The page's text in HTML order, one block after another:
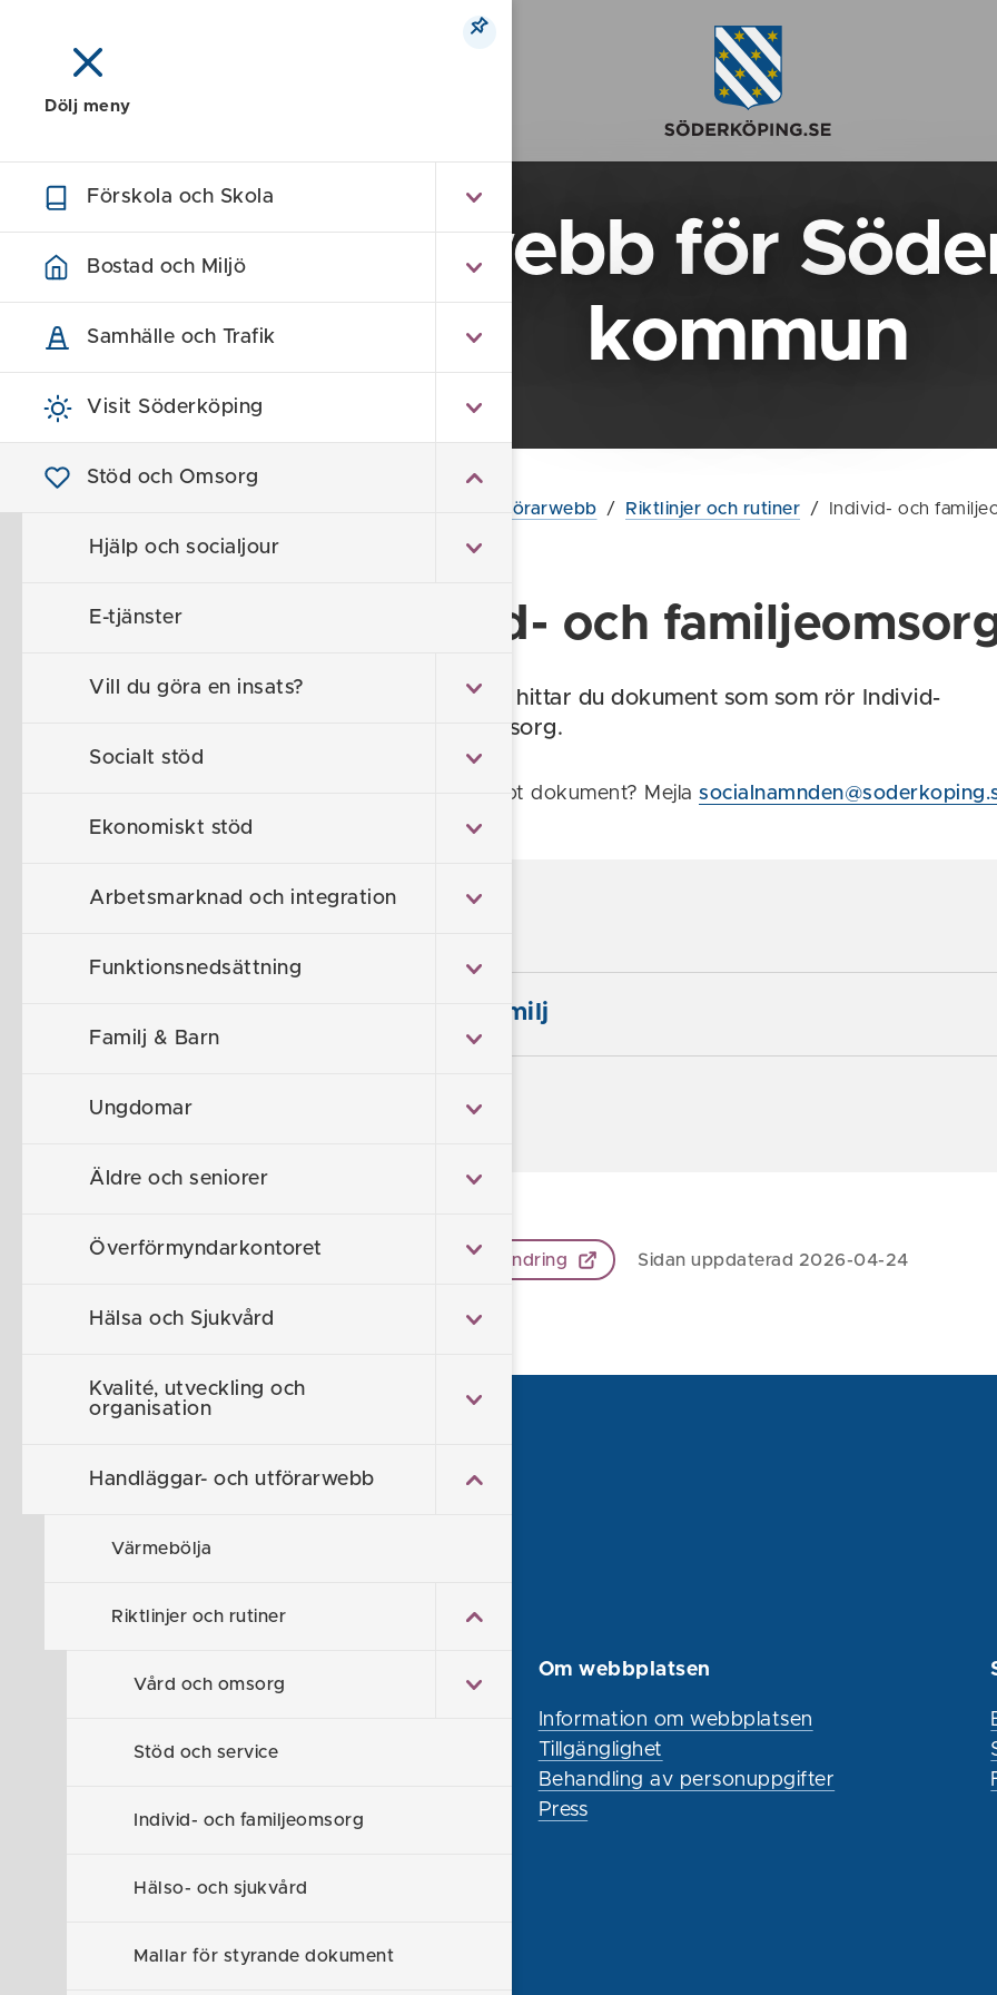
Meny
Dölj meny
Förskola och Skola
Bostad och Miljö
Samhälle och Trafik
Visit Söderköping
Stöd och Omsorg
Hjälp och socialjour
E-tjänster
Vill du göra en insats?
Socialt stöd
Ekonomiskt stöd
Arbetsmarknad och integration
Funktionsnedsättning
Familj & Barn
Ungdomar
Äldre och seniorer
Överförmyndarkontoret
Hälsa och Sjukvård
Kvalité, utveckling och
organisation
Handläggar- och utförarwebb
Värmebölja
Riktlinjer och rutiner
Vård och omsorg
Stöd och service
Individ- och familjeomsorg
Hälso- och sjukvård
Mallar för styrande dokument
Utförarwebb för
kommun
Handläggar- och utförarwebb / Riktlinjer och rutiner / Individ- och
Individ- och
På denna sida hittar du dokument som som rör Individ-
och familjeomsorg.
Saknar du något dokument? Mejla
Barn och familj
Föreslå en ändring Sidan uppdaterad 2026-04-24
614 80 Söderköping
0121-181 00
Kontakta oss
Felanmälan
Om webbplatsen
Information om webbplatsen
Tillgänglighet
Behandling av personuppgifter
Press